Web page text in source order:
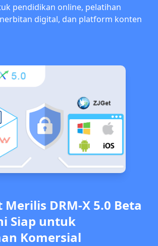
pendidikan online, pelatihan
digital, dan platform konten
DRM-X 5.0 Beta
Siap untuk
Komersial